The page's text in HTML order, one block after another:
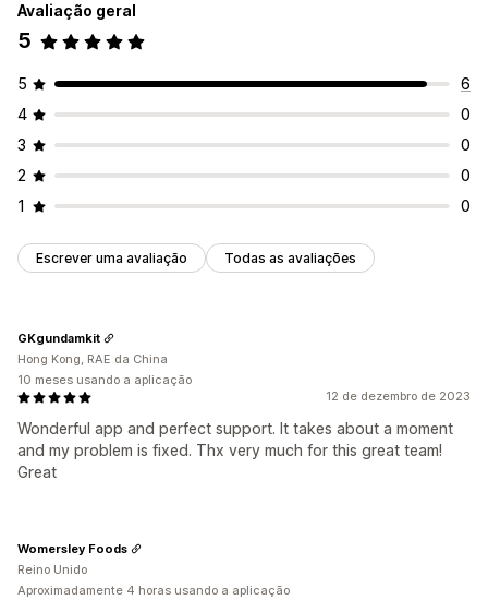
Avaliação geral
5
5
6
4
0
3
0
2
0
1
0
Escrever uma avaliação Todas as avaliações
12 de dezembro de 2023
Wonderful app and perfect support. It takes about a moment
and my problem is fixed. Thx very much for this great team!
Great
GKgundamkit
Hong Kong, RAE da China
10 meses usando a aplicação
Womersley Foods
Reino Unido
Aproximadamente 4 horas usando a aplicação